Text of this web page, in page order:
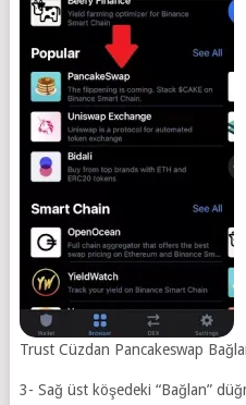
Trust Cüzdan Pancakeswap
3- Sağ üst köşedeki “Bağlan”